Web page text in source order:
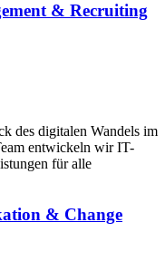
& Recruiting
des digitalen Wandels im
entwickeln wir IT-
für alle
& Change